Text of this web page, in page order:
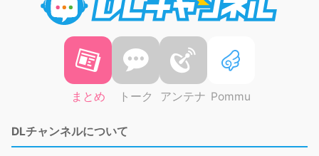
まとめ トーク アンテナ Pommu
DLチャンネルについて